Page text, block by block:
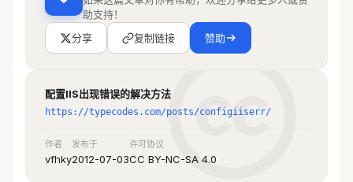
助支持！
分享
复制链接 赞助
配置IIS出现错误的解决方法
https://typecodes.com/posts/configiiserr/
作者
vfhky
发布于
2012-07-03
许可协议
CC BY-NC-SA 4.0